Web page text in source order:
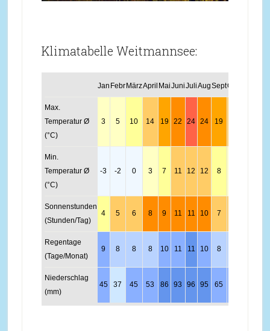
Klimatabelle Weitmannsee:
Jan FebrMärzApril MaiJuniJuliAugSeptOkt
Max.
Temperatur Ø
(°C)
3 5 10 14 19 22 24 24 19
Min.
Temperatur Ø
(°C)
-3 -2 0 3 7 11 12 12 8
Sonnenstunden
(Stunden/Tag)
4 5 6 8 9 11 11 10 7
Regentage
(Tage/Monat)
9 8 8 8 10 11 11 10 8
Niederschlag
(mm)
45 37 45 53 86 93 96 95 65